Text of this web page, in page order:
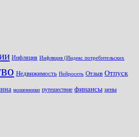
Инфляция Инфляция (Индекс потребительских
Недвижимость Нейросеть Отзыв Отпуск
мошенники путешествие финансы цены